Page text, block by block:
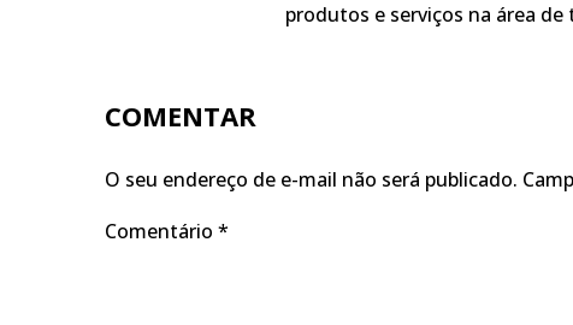
produtos e serviços na área de
COMENTAR
O seu endereço de e-mail não será publicado.
Comentário *